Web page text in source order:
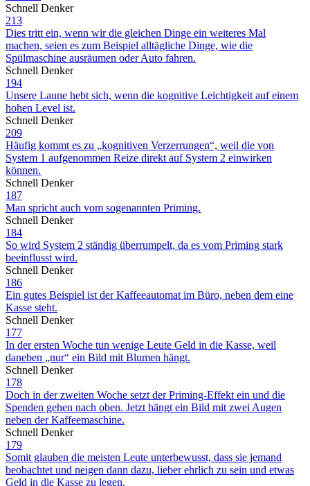
Schnell Denker
213
Dies tritt ein, wenn wir die gleichen Dinge ein weiteres Mal
machen, seien es zum Beispiel alltägliche Dinge, wie die
Spülmaschine ausräumen oder Auto fahren.
Schnell Denker
194
Unsere Laune hebt sich, wenn die kognitive Leichtigkeit auf einem
hohen Level ist.
Schnell Denker
209
Häufig kommt es zu „kognitiven Verzerrungen“, weil die von
System 1 aufgenommen Reize direkt auf System 2 einwirken
können.
Schnell Denker
187
Man spricht auch vom sogenannten Priming.
Schnell Denker
184
So wird System 2 ständig überrumpelt, da es vom Priming stark
beeinflusst wird.
Schnell Denker
186
Ein gutes Beispiel ist der Kaffeeautomat im Büro, neben dem eine
Kasse steht.
Schnell Denker
177
In der ersten Woche tun wenige Leute Geld in die Kasse, weil
daneben „nur“ ein Bild mit Blumen hängt.
Schnell Denker
178
Doch in der zweiten Woche setzt der Priming-Effekt ein und die
Spenden gehen nach oben. Jetzt hängt ein Bild mit zwei Augen
neben der Kaffeemaschine.
Schnell Denker
179
Somit glauben die meisten Leute unterbewusst, dass sie jemand
beobachtet und neigen dann dazu, lieber ehrlich zu sein und etwas
Geld in die Kasse zu legen.